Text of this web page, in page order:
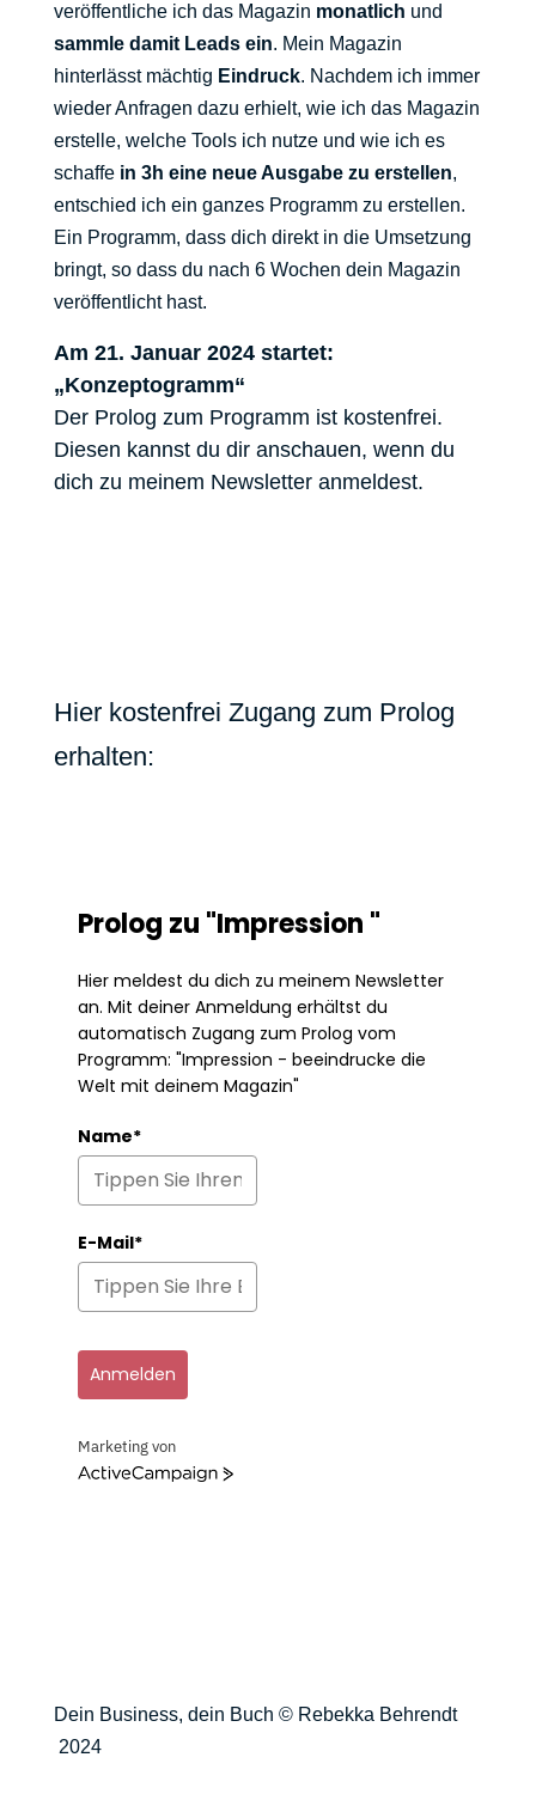
veröffentliche ich das Magazin monatlich und
sammle damit Leads ein. Mein Magazin
hinterlässt mächtig Eindruck. Nachdem ich immer
wieder Anfragen dazu erhielt, wie ich das Magazin
erstelle, welche Tools ich nutze und wie ich es
schaffe in 3h eine neue Ausgabe zu erstellen,
entschied ich ein ganzes Programm zu erstellen.
Ein Programm, dass dich direkt in die Umsetzung
bringt, so dass du nach 6 Wochen dein Magazin
veröffentlicht hast.
Am 21. Januar 2024 startet:
„Konzeptogramm“
Der Prolog zum Programm ist kostenfrei.
Diesen kannst du dir anschauen, wenn du
dich zu meinem Newsletter anmeldest.
Hier kostenfrei Zugang zum Prolog
erhalten:
Prolog zu "Impression "
Hier meldest du dich zu meinem Newsletter
an. Mit deiner Anmeldung erhältst du
automatisch Zugang zum Prolog vom
Programm: "Impression - beeindrucke die
Welt mit deinem Magazin"
Name*
E-Mail*
Anmelden
Marketing von
ActiveCampaign
Dein Business, dein Buch © Rebekka Behrendt
2024